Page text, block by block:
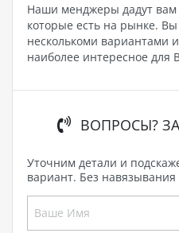
Наши менджеры дадут
которые есть на рынке. Вы
несколькоми вариантами
наиболее интересное для
ВОПРОСЫ?
Уточним детали и
вариант. Без навязывания